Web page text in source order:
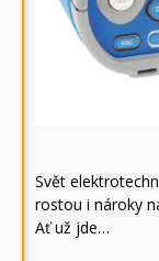
Svět
rostou i nároky
Ať už jde…